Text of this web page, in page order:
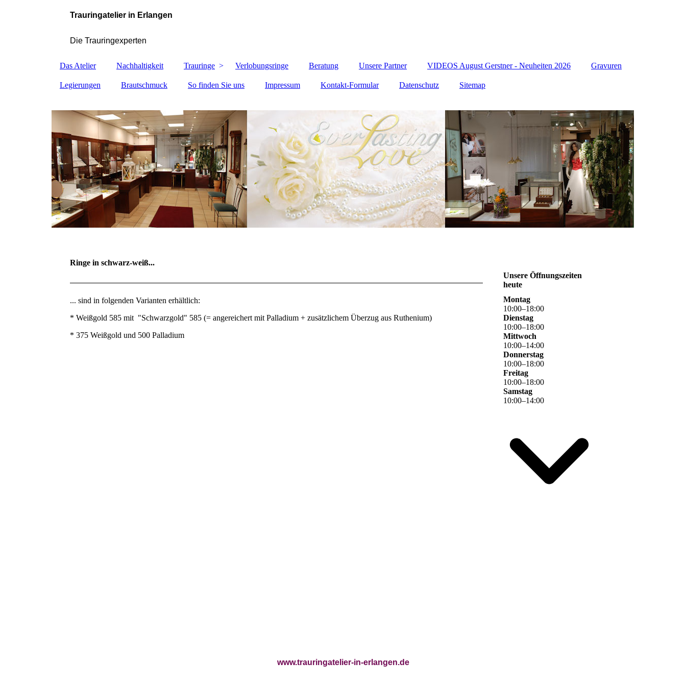
Trauringatelier in Erlangen
Die Trauringexperten
Das Atelier Nachhaltigkeit Trauringe Verlobungsringe Beratung Unsere Partner VIDEOS August Gerstner - Neuheiten 2026 Gravuren
Legierungen Brautschmuck So finden Sie uns Impressum Kontakt-Formular Datenschutz Sitemap
Ringe in schwarz-weiß...
... sind in folgenden Varianten erhältlich:
* Weißgold 585 mit "Schwarzgold" 585 (= angereichert mit Palladium + zusätzlichem Überzug aus Ruthenium)
* 375 Weißgold und 500 Palladium
Unsere Öffnungszeiten
heute
Montag
10:00–18:00
Dienstag
10:00–18:00
Mittwoch
10:00–14:00
Donnerstag
10:00–18:00
Freitag
10:00–18:00
Samstag
10:00–14:00
www.trauringatelier-in-erlangen.de